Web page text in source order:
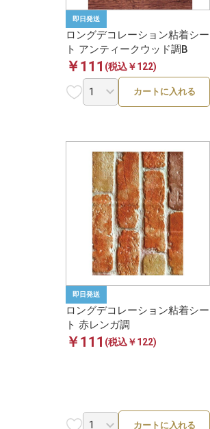
即日発送
ロングデコレーション粘着シー
ト アンティークウッド調B
￥111 (税込￥122)
カートに入れる
即日発送
ロングデコレーション粘着シー
ト 赤レンガ調
￥111 (税込￥122)
カートに入れる